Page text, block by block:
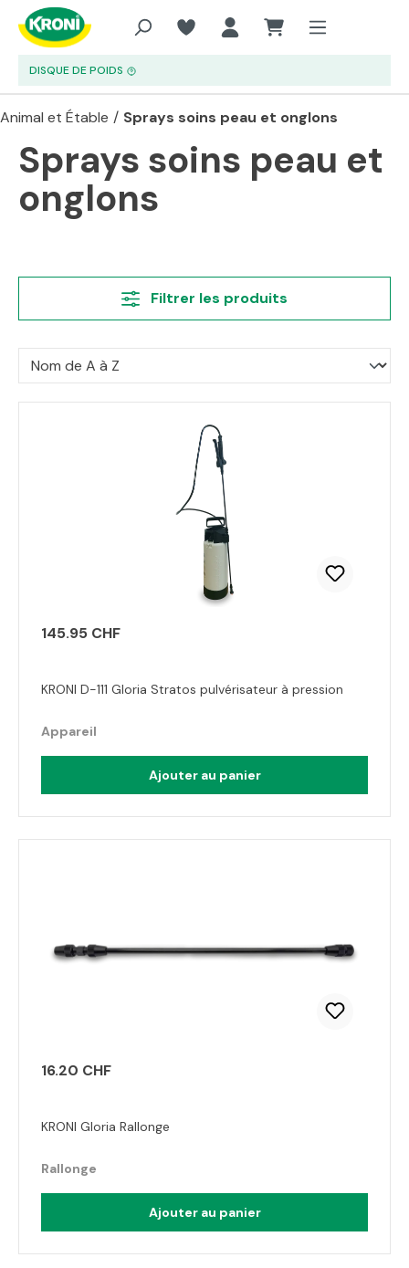
Aller au contenu principal
DISQUE DE POIDS
Animal et Étable / Sprays soins peau et onglons
Sprays soins peau et
onglons
Filtrer les produits
145.95 CHF
KRONI D-111 Gloria Stratos pulvérisateur à pression
Appareil
Ajouter au panier
16.20 CHF
KRONI Gloria Rallonge
Rallonge
Ajouter au panier